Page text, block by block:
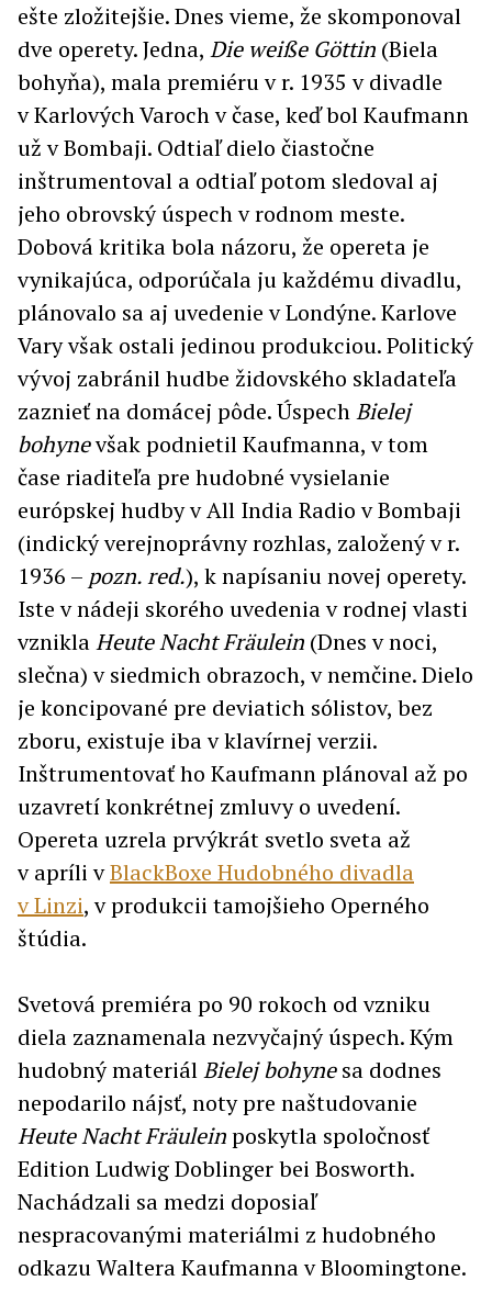
ešte zložitejšie. Dnes vieme, že skomponoval
dve operety. Jedna, Die weiße Göttin (Biela
bohyňa), mala premiéru v r. 1935 v divadle
v Karlových Varoch v čase, keď bol Kaufmann
už v Bombaji. Odtiaľ dielo čiastočne
inštrumentoval a odtiaľ potom sledoval aj
jeho obrovský úspech v rodnom meste.
Dobová kritika bola názoru, že opereta je
vynikajúca, odporúčala ju každému divadlu,
plánovalo sa aj uvedenie v Londýne. Karlove
Vary však ostali jedinou produkciou. Politický
vývoj zabránil hudbe židovského skladateľa
zaznieť na domácej pôde. ÚspechBielej
bohynevšak podnietil Kaufmanna, v tom
čase riaditeľa pre hudobné vysielanie
európskej hudby v All India Radio v Bombaji
(indický verejnoprávny rozhlas, založený v r.
1936 – pozn. red.), k napísaniu novej operety.
Iste v nádeji skorého uvedenia v rodnej vlasti
vzniklaHeute Nacht Fräulein (Dnes v noci,
slečna) v siedmich obrazoch, v nemčine. Dielo
je koncipované pre deviatich sólistov, bez
zboru, existuje iba v klavírnej verzii.
Inštrumentovať ho Kaufmann plánoval až po
uzavretí konkrétnej zmluvy o uvedení.
Opereta uzrela prvýkrát svetlo sveta až
v apríli vBlackBoxe Hudobného divadla
v Linzi, v produkcii tamojšieho Operného
štúdia.
Svetová premiéra po 90 rokoch od vzniku
diela zaznamenala nezvyčajný úspech. Kým
hudobný materiálBielej bohynesa dodnes
nepodarilo nájsť, noty pre naštudovanie
Heute Nacht Fräuleinposkytla spoločnosť
Edition Ludwig Doblinger bei Bosworth.
Nachádzali sa medzi doposiaľ
nespracovanými materiálmi z hudobného
odkazu Waltera Kaufmanna v Bloomingtone.